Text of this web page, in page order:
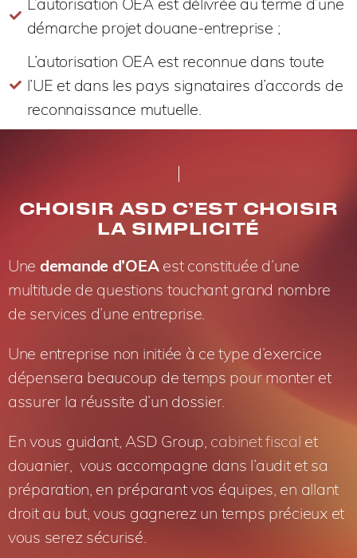
démarche projet douane-entreprise ;
L’autorisation OEA est reconnue dans toute
l’UE et dans les pays signataires d’accords de
reconnaissance mutuelle.
CHOISIR ASD C’EST CHOISIR
LA SIMPLICITÉ
Une demande d’OEAest constituée d’une
multitude de questions touchant grand nombre
de services d’une entreprise.
Une entreprise non initiée à ce type d’exercice
dépensera beaucoup de temps pour monter et
assurer la réussite d’un dossier.
En vous guidant, ASD Group, cabinet fiscal et
douanier, vous accompagne dans l’audit et sa
préparation, en préparant vos équipes, en allant
droit au but, vous gagnerez un temps précieux et
vous serez sécurisé.